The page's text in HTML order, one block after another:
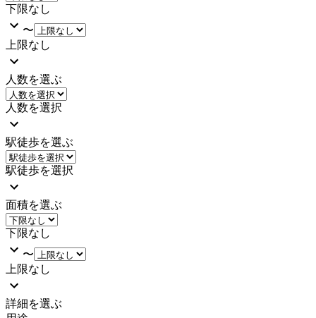
下限なし
〜
上限なし
人数を選ぶ
人数を選択
駅徒歩を選ぶ
駅徒歩を選択
面積を選ぶ
下限なし
〜
上限なし
詳細を選ぶ